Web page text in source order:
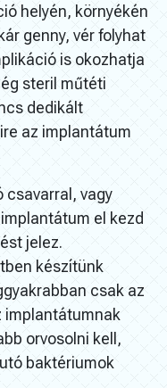
helyén, környékén
genny, vér folyhat
is okozhatja
steril műtéti
dedikált
az implantátum
csavarral, vagy
el kezd
jelez.
készítünk
csak az
implantátumnak
orvosolni kell,
baktériumok